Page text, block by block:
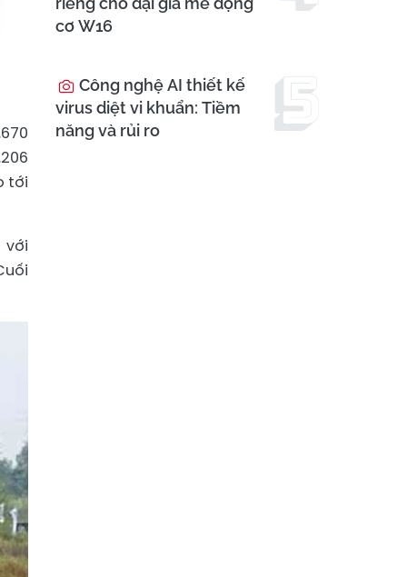
tới
với
cơ W16
Công nghệ AI thiết kế
virus diệt vi khuẩn: Tiềm
năng và rủi ro